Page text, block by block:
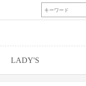
LADY'S